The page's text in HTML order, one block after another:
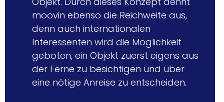
moovin ebenso die Reichweite aus,
denn auch internationalen
Interessenten wird die Möglichkeit
geboten, ein Objekt zuerst eigens aus
der Ferne zu besichtigen und über
eine nötige Anreise zu entscheiden.